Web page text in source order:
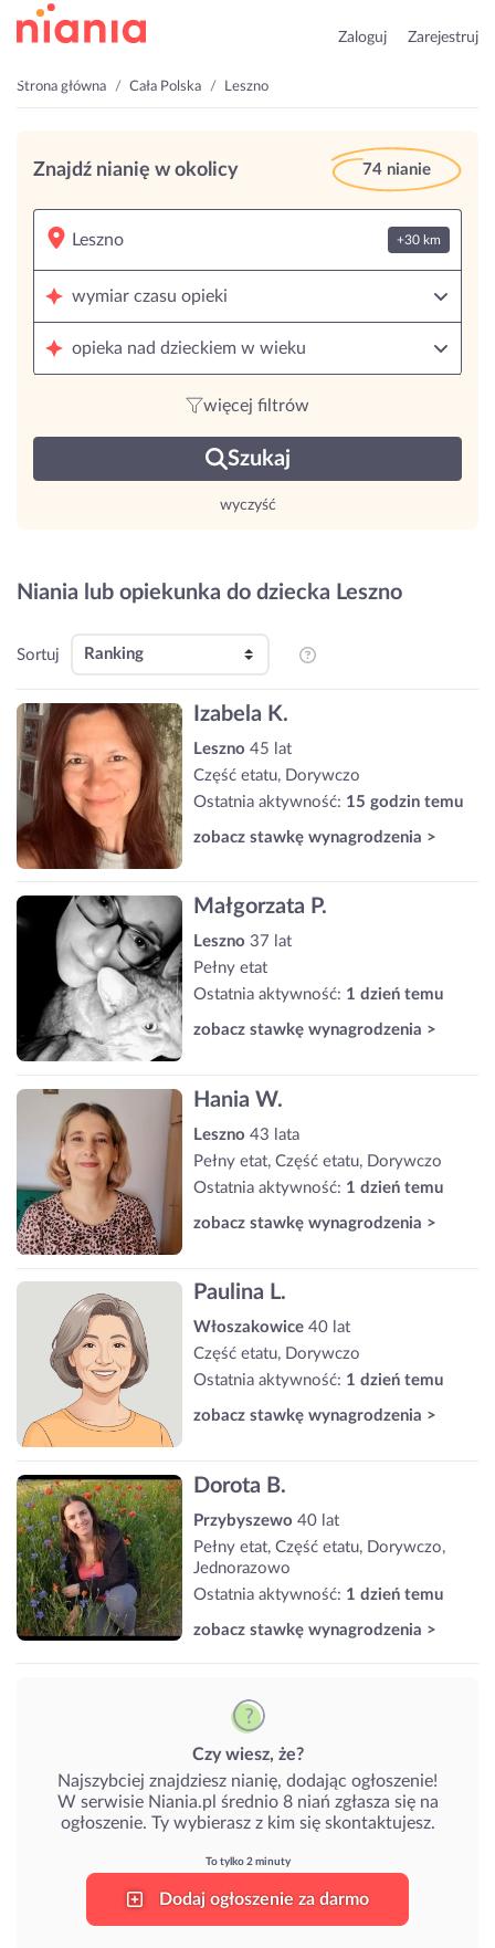
Zaloguj Zarejestruj
Strona główna Cała Polska Leszno
Znajdź nianię w okolicy 74 nianie
+30 km
wymiar czasu opieki
opieka nad dzieckiem w wieku
więcej filtrów
Szukaj
wyczyść
Niania lub opiekunka do dziecka Leszno
Sortuj
Izabela K.
Leszno 45 lat
Część etatu, Dorywczo
Ostatnia aktywność: 15 godzin temu
zobacz stawkę wynagrodzenia >
Małgorzata P.
Leszno 37 lat
Pełny etat
Ostatnia aktywność: 1 dzień temu
zobacz stawkę wynagrodzenia >
Hania W.
Leszno 43 lata
Pełny etat, Część etatu, Dorywczo
Ostatnia aktywność: 1 dzień temu
zobacz stawkę wynagrodzenia >
Paulina L.
Włoszakowice 40 lat
Część etatu, Dorywczo
Ostatnia aktywność: 1 dzień temu
zobacz stawkę wynagrodzenia >
Dorota B.
Przybyszewo 40 lat
Pełny etat, Część etatu, Dorywczo,
Jednorazowo
Ostatnia aktywność: 1 dzień temu
zobacz stawkę wynagrodzenia >
Czy wiesz, że?
Najszybciej znajdziesz nianię, dodając ogłoszenie!
W serwisie Niania.pl średnio 8 niań zgłasza się na
ogłoszenie. Ty wybierasz z kim się skontaktujesz.
To tylko 2 minuty
Dodaj ogłoszenie za darmo